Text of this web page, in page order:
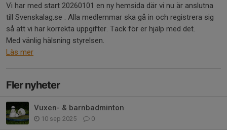
Vi har med start 20260101 en ny hemsida där vi nu är anslutna
till Svenskalag.se . Alla medlemmar ska gå in och registrera sig
så att vi har korrekta uppgifter. Tack för er hjälp med det.
Med vänlig hälsning styrelsen.
Läs mer
Fler nyheter
Vuxen- & barnbadminton
10 sep 2025 0